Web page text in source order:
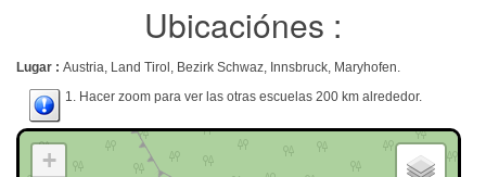
Ubicaciónes :
Lugar : Austria, Land Tirol, Bezirk Schwaz, Innsbruck, Maryhofen.
1. Hacer zoom para ver las otras escuelas 200 km alrededor.
+